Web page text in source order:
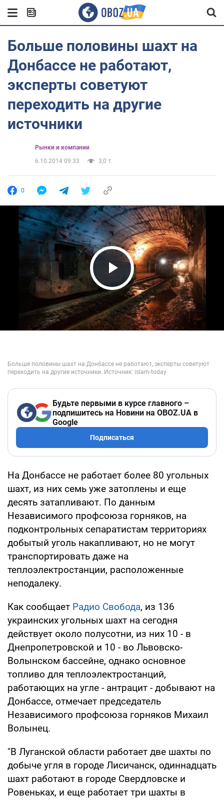
Больше половины шахт на
Донбассе не работают,
эксперты советуют
переходить на другие
источники
Рынки и компании
6.10.2014 09:33
3,0 т.
0
Play Video
Будьте первыми в курсе главного –
подпишитесь на Новини на OBOZ.UA в
Google
Подписаться
На Донбассе не работает более 80 угольных
шахт, из них семь уже затоплены и еще
десять затапливают. По данным
Независимого профсоюза горняков, на
подконтрольных сепаратистам территориях
добытый уголь накапливают, но не могут
транспортировать даже на
теплоэлектростанции, расположенные
неподалеку.
Как сообщает Радио Свобода, из 136
украинских угольных шахт на сегодня
действует около полусотни, из них 10 - в
Днепропетровской и 10 - во Львовско-
Волынском бассейне, однако основное
топливо для теплоэлектростанций,
работающих на угле - антрацит - добывают на
Донбассе, отмечает председатель
Независимого профсоюза горняков Михаил
Волынец.
"В Луганской области работает две шахты по
добыче угля в городе Лисичанск, одиннадцать
шахт работают в городе Свердловске и
Ровеньках, и еще работает три шахты в